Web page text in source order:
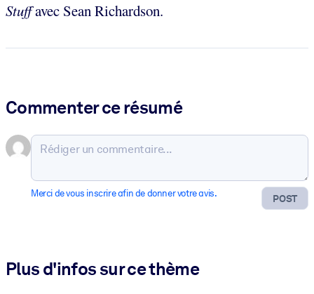
Stuffavec Sean Richardson.
Commenter ce résumé
POST
Merci de vous inscrire afin de donner votre avis.
Plus d'infos sur ce thème